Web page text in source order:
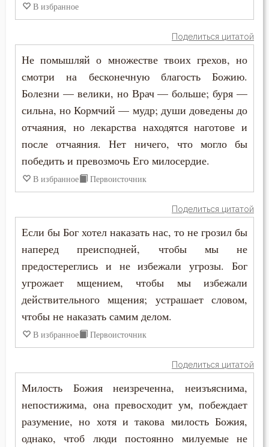
Богородица
Болезнь
Будущее
Вера
Вечные муки
Власть
Воздаяние
Воздержание
Вознесение
Воля
Воля Божия
В избранное
Поделиться цитатой
Не помышляй о множестве твоих грехов, но
смотри на бесконечную благость Божию.
Болезни — велики, но Врач — больше; буря —
сильна, но Кормчий — мудр; души доведены до
отчаяния, но лекарства находятся наготове и
после отчаяния. Нет ничего, что могло бы
победить и превозмочь Его милосердие.
В избранное Первоисточник
Поделиться цитатой
Если бы Бог хотел наказать нас, то не грозил бы
наперед преисподней, чтобы мы не
предостереглись и не избежали угрозы. Бог
угрожает мщением, чтобы мы избежали
действительного мщения; устрашает словом,
чтобы не наказать самим делом.
В избранное Первоисточник
Поделиться цитатой
Милость Божия неизреченна, неизъяснима,
непостижима, она превосходит ум, побеждает
разумение, но хотя и такова милость Божия,
однако, чтоб люди постоянно милуемые не